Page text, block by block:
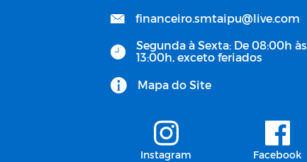
financeiro.smtaipu@live.com
Segunda à Sexta: De 08:00h às
13:00h, exceto feriados
Mapa do Site
Instagram Facebook